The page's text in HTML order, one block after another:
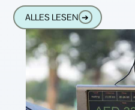
Fahrten anbetrifft.
für die
Pauschalen und
ALLES LESEN ➔